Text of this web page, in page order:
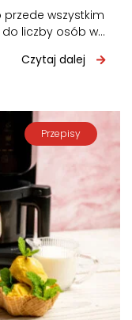
wszystkim
liczby osób w
Czytaj dalej
Przepisy